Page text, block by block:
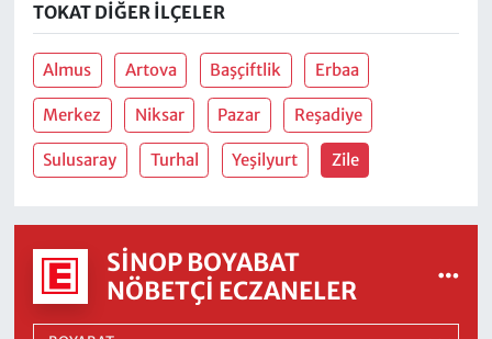
TOKAT DIĞER İLÇELER
Almus Artova Başçiftlik Erbaa
Merkez Niksar Pazar Reşadiye
Sulusaray Turhal Yeşilyurt Zile
SINOP BOYABAT
NÖBETÇI ECZANELER